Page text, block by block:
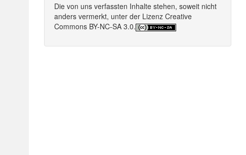
Die von uns verfassten Inhalte stehen, soweit nicht
anders vermerkt, unter der Lizenz Creative
Commons BY-NC-SA 3.0.